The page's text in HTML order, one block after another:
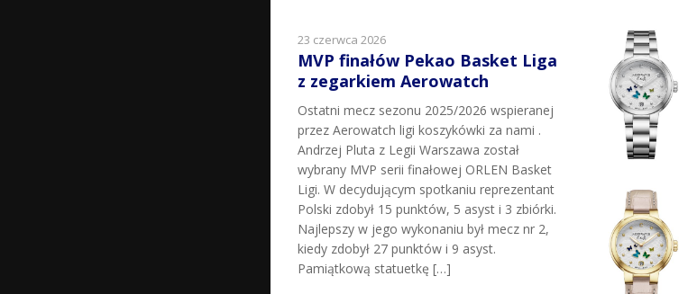
23 czerwca 2026
MVP finałów Pekao Basket Liga
z zegarkiem Aerowatch
Ostatni mecz sezonu 2025/2026 wspieranej
przez Aerowatch ligi koszykówki za nami .
Andrzej Pluta z Legii Warszawa został
wybrany MVP serii finałowej ORLEN Basket
Ligi. W decydującym spotkaniu reprezentant
Polski zdobył 15 punktów, 5 asyst i 3 zbiórki.
Najlepszy w jego wykonaniu był mecz nr 2,
kiedy zdobył 27 punktów i 9 asyst.
Pamiątkową statuetkę […]